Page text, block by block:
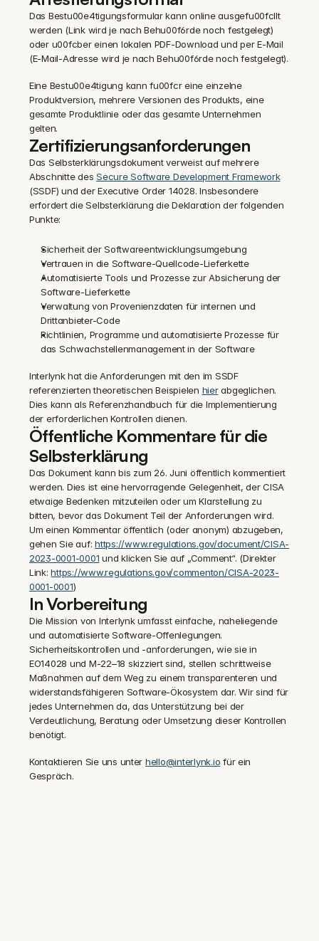
Das Bestu00e4tigungsformular kann online ausgefu00fcllt
werden (Link wird je nach Behu00f6rde noch festgelegt)
oder u00fcber einen lokalen PDF-Download und per E-Mail
(E-Mail-Adresse wird je nach Behu00f6rde noch festgelegt).
Eine Bestu00e4tigung kann fu00fcr eine einzelne
Produktversion, mehrere Versionen des Produkts, eine
gesamte Produktlinie oder das gesamte Unternehmen
gelten.
Zertifizierungsanforderungen
Das Selbsterklärungsdokument verweist auf mehrere
Abschnitte des Secure Software Development Framework
(SSDF) und der Executive Order 14028. Insbesondere
erfordert die Selbsterklärung die Deklaration der folgenden
Punkte:
Sicherheit der Softwareentwicklungsumgebung
Vertrauen in die Software-Quellcode-Lieferkette
Automatisierte Tools und Prozesse zur Absicherung der
Software-Lieferkette
Verwaltung von Provenienzdaten für internen und
Drittanbieter-Code
Richtlinien, Programme und automatisierte Prozesse für
das Schwachstellenmanagement in der Software
Interlynk hat die Anforderungen mit den im SSDF
referenzierten theoretischen Beispielen hier abgeglichen.
Dies kann als Referenzhandbuch für die Implementierung
der erforderlichen Kontrollen dienen.
Öffentliche Kommentare für die
Selbsterklärung
Das Dokument kann bis zum 26. Juni öffentlich kommentiert
werden. Dies ist eine hervorragende Gelegenheit, der CISA
etwaige Bedenken mitzuteilen oder um Klarstellung zu
bitten, bevor das Dokument Teil der Anforderungen wird.
Um einen Kommentar öffentlich (oder anonym) abzugeben,
gehen Sie auf: https://www.regulations.gov/document/CISA-
2023-0001-0001 und klicken Sie auf „Comment“. (Direkter
Link: https://www.regulations.gov/commenton/CISA-2023-
0001-0001)
In Vorbereitung
Die Mission von Interlynk umfasst einfache, naheliegende
und automatisierte Software-Offenlegungen.
Sicherheitskontrollen und -anforderungen, wie sie in
EO14028 und M-22–18 skizziert sind, stellen schrittweise
Maßnahmen auf dem Weg zu einem transparenteren und
widerstandsfähigeren Software-Ökosystem dar. Wir sind für
jedes Unternehmen da, das Unterstützung bei der
Verdeutlichung, Beratung oder Umsetzung dieser Kontrollen
benötigt.
Kontaktieren Sie uns unter hello@interlynk.io für ein
Gespräch.